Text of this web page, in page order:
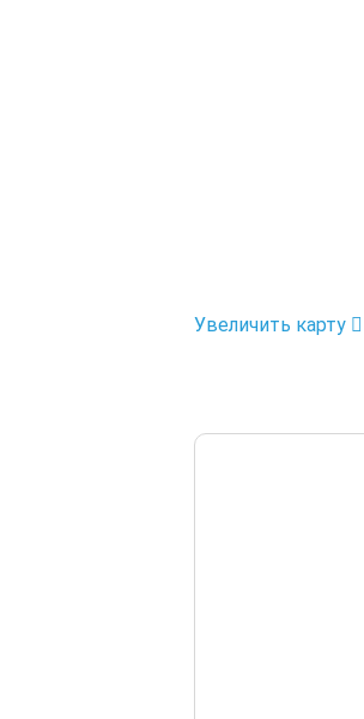
Увеличить карту